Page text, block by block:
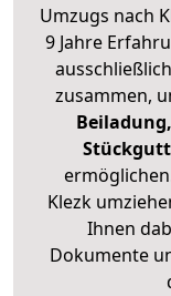
Umzugs nach
9 Jahre
zusammen,
Klezk
Ihnen
Dokumente